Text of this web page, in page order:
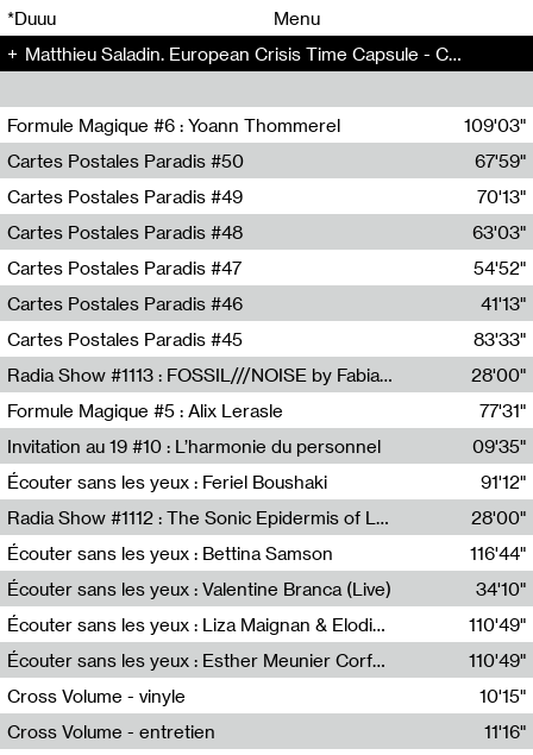
*Duuu
Menu
Matthieu Saladin. European Crisis Time Capsule - Chansons pour un ménage seul (1)
Formule Magique #6 : Yoann Thommerel
Nathalie Lacroix,Yoann Thommerel
109'03"
Cartes Postales Paradis #50
Zoé Leroux
67'59"
Cartes Postales Paradis #49
Aurore Portales
70'13"
Cartes Postales Paradis #48
Mathias Dupaquier
63'03"
Cartes Postales Paradis #47
Raymond Engramer
54'52"
Cartes Postales Paradis #46
Sarah Banville
41'13"
Cartes Postales Paradis #45
Mateo Cuin
83'33"
Radia Show #1113 : FOSSIL///NOISE by Fabiana Gibim / Wave Farm
Wave Farm
28'00"
Formule Magique #5 : Alix Lerasle
Nathalie Lacroix
77'31"
Invitation au 19 #10 : L’harmonie du personnel
19, CRAC
09'35"
Écouter sans les yeux : Feriel Boushaki
Feriel Boushaki
91'12"
Radia Show #1112 : The Sonic Epidermis of Lake Léman by Paul Courlet / Guest Slot
28'00"
Écouter sans les yeux : Bettina Samson
Bettina Samson
116'44"
Écouter sans les yeux : Valentine Branca (Live)
Valentine Branca
34'10"
Écouter sans les yeux : Liza Maignan & Elodie Lecat
Liza Maignan,Elodie Lecat
110'49"
Écouter sans les yeux : Esther Meunier Corfdyr
Esther Meunier Corfdyr
110'49"
Cross Volume - vinyle
10'15"
Cross Volume - entretien
11'16"
00 00
00 00